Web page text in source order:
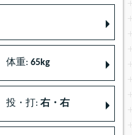
体重: 65kg
投・打: 右・右